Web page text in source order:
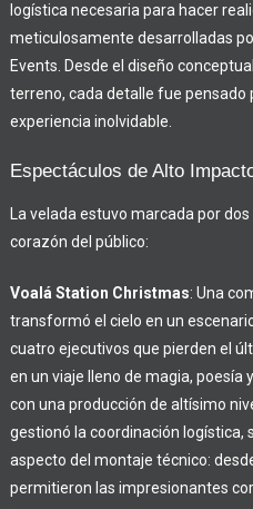
logística necesaria para hacer
meticulosamente desarrolladas
Events. Desde el diseño
terreno, cada detalle fue pensado
experiencia inolvidable.
Espectáculos de Alto
La velada estuvo marcada por
corazón del público:
Voalá Station Christmas: Una
transformó el cielo en un
cuatro ejecutivos que pierden el
en un viaje lleno de magia, poesía
con una producción de altísimo
gestionó la coordinación logística,
aspecto del montaje técnico:
permitieron las impresionantes